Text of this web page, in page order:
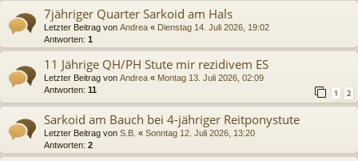
7jähriger Quarter Sarkoid am Hals
Letzter Beitrag von Andrea « Dienstag 14. Juli 2026, 19:02
Antworten: 1
11 Jährige QH/PH Stute mir rezidivem ES
Letzter Beitrag von Andrea « Montag 13. Juli 2026, 02:09
Antworten: 11 1 2
Sarkoid am Bauch bei 4-jähriger Reitponystute
Letzter Beitrag von S.B. « Sonntag 12. Juli 2026, 13:20
Antworten: 2